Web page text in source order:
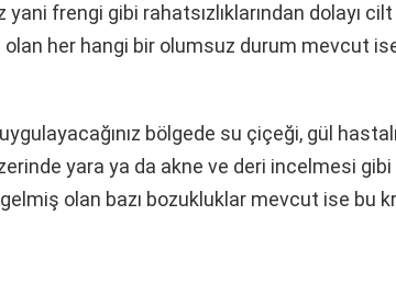
frengi gibi rahatsızlıklarından dolayı
her hangi bir olumsuz durum mevcut
bölgede su çiçeği, gül
yara ya da akne ve deri incelmesi gibi
olan bazı bozukluklar mevcut ise bu